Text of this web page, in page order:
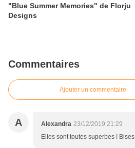
"Blue Summer Memories" de Florju
Designs
Commentaires
Ajouter un commentaire
A Alexandra 23/12/2019 21:29
Elles sont toutes superbes ! Bises